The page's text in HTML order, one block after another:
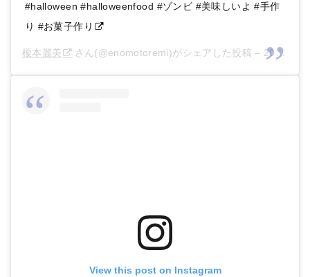
#halloween #halloweenfood #ゾンビ #美味しいよ #手作
り #お菓子作り
榎本麗美 さん(@enomotoremi)がシェアした投稿 – 2019年 3月月18日午前4時25分PDT
View this post on Instagram